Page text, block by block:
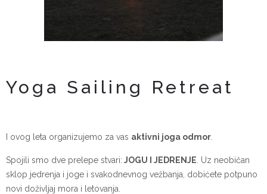
Yoga Sailing Retreat
I ovog leta organizujemo za vas aktivni joga odmor
Spojili smo dve prelepe stvari: JOGU I JEDRENJE . Uz neobičan
sklop jedrenja i joge i svakodnevnog vežbanja, dobićete potpuno
novi doživljaj mora i letovanja.